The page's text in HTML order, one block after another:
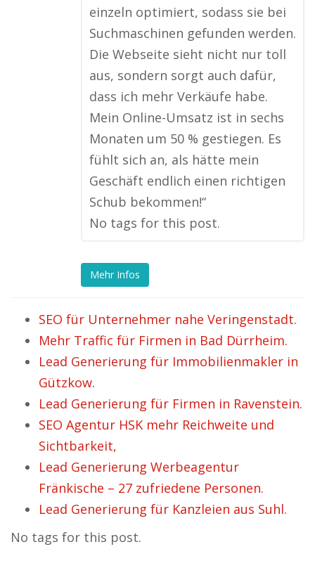
einzeln optimiert, sodass sie bei
Suchmaschinen gefunden werden.
Die Webseite sieht nicht nur toll
aus, sondern sorgt auch dafür,
dass ich mehr Verkäufe habe.
Mein Online-Umsatz ist in sechs
Monaten um 50 % gestiegen. Es
fühlt sich an, als hätte mein
Geschäft endlich einen richtigen
Schub bekommen!“
No tags for this post.
Mehr Infos
SEO für Unternehmer nahe Veringenstadt.
Mehr Traffic für Firmen in Bad Dürrheim.
Lead Generierung für Immobilienmakler in
Gützkow.
Lead Generierung für Firmen in Ravenstein.
SEO Agentur HSK mehr Reichweite und
Sichtbarkeit,
Lead Generierung Werbeagentur
Fränkische – 27 zufriedene Personen.
Lead Generierung für Kanzleien aus Suhl.
No tags for this post.